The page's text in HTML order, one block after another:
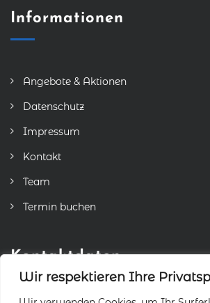
Wir respektieren Ihre
Informationen
Angebote & Aktionen
Datenschutz
Impressum
Kontakt
Team
Termin buchen
Kontaktdaten